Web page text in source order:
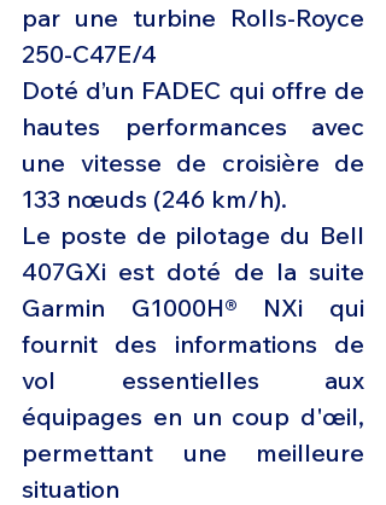
par une turbine Rolls-Royce
250-C47E/4
Doté d’un FADEC qui offre de
hautes performances avec
une vitesse de croisière de
133 nœuds (246 km/h).
Le poste de pilotage du Bell
407GXi est doté de la suite
Garmin G1000H® NXi qui
fournit des informations de
vol essentielles aux
équipages en un coup d'œil,
permettant une meilleure
situation